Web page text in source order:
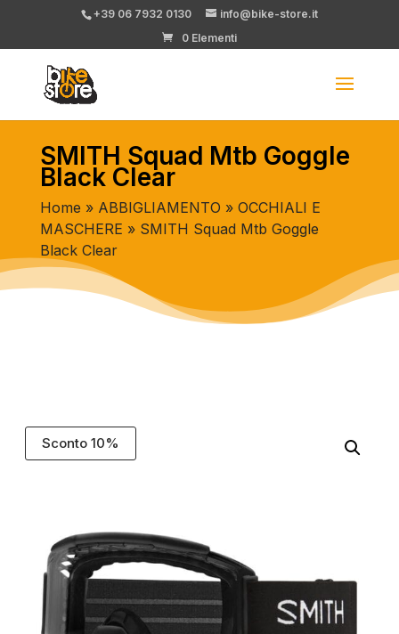
+39 06 7932 0130
info@bike-store.it
0 Elementi
SMITH Squad Mtb Goggle
Black Clear
Home » ABBIGLIAMENTO » OCCHIALI E
MASCHERE » SMITH Squad Mtb Goggle
Black Clear
Sconto 10%